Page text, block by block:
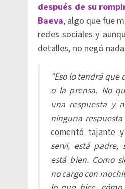
después de su
Baeva, algo que fue
redes sociales y
detalles, no negó
"Eso lo tendrá que
o la prensa. No
una respuesta y
ninguna
comentó tajante y
serví, está padre,
está bien. Como
no cargo con